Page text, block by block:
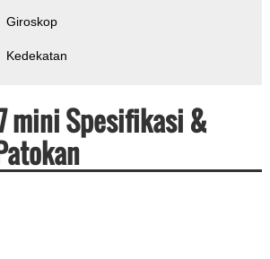
Giroskop
Kedekatan
mini Spesifikasi &